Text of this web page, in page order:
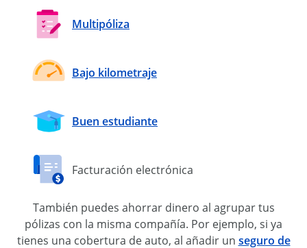
Multipóliza
Bajo kilometraje
Buen estudiante
Facturación electrónica
También puedes ahorrar dinero al agrupar tus
pólizas con la misma compañía. Por ejemplo, si ya
tienes una cobertura de auto, al añadir un seguro de